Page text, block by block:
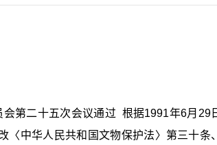
活动
论坛
成果
视野 入会申请
论坛备案
财务管理 会
法
监
会第二十五次会议通过 根据1991年6月29
〈中华人民共和国文物保护法〉第三十条